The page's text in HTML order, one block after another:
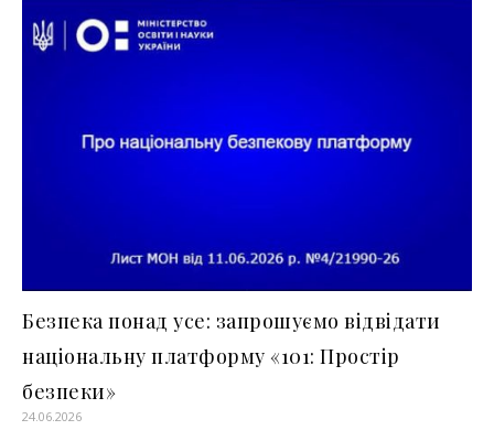
Безпека понад усе: запрошуємо відвідати
національну платформу «101: Простір
безпеки»
24.06.2026